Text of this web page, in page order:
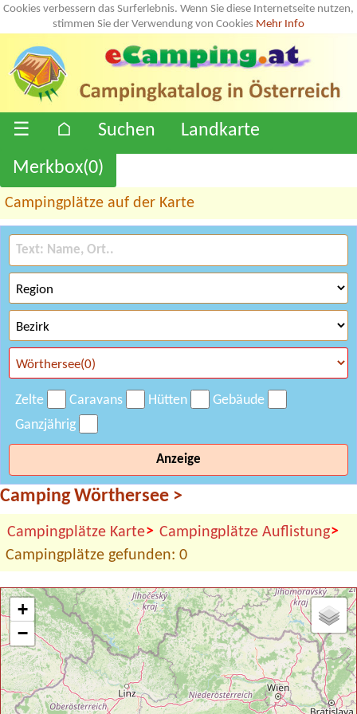
Cookies verbessern das Surferlebnis. Wenn Sie diese Internetseite nutzen,
stimmen Sie der Verwendung von Cookies Mehr Info
☰ ⌂ Suchen
Landkarte
Merkbox(0)
Campingplätze auf der Karte
Zelte Caravans Hütten
Gebäude
Ganzjährig
Anzeige
Camping Wörthersee >
Campingplätze Karte> Campingplätze Auflistung>
Campingplätze gefunden: 0
+
−